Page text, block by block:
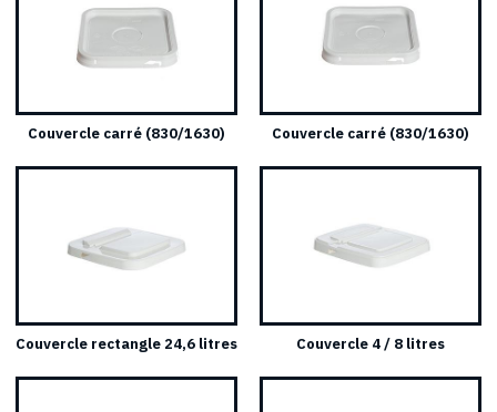
Couvercle carré (830/1630) Couvercle carré (830/1630)
Couvercle rectangle 24,6 litres Couvercle 4 / 8 litres